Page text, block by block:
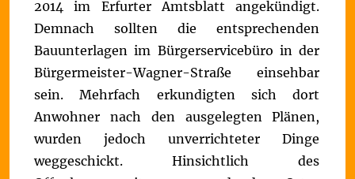
2014 im Erfurter Amtsblatt angekündigt.
Demnach sollten die entsprechenden
Bauunterlagen im Bürgerservicebüro in der
Bürgermeister-Wagner-Straße einsehbar
sein. Mehrfach erkundigten sich dort
Anwohner nach den ausgelegten Plänen,
wurden jedoch unverrichteter Dinge
weggeschickt.
Hinsichtlich des